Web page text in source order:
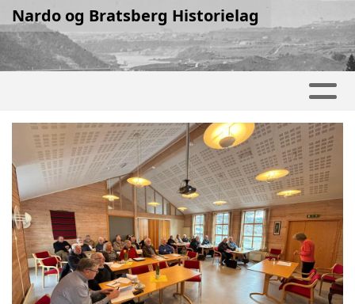
Nardo og Bratsberg Historielag